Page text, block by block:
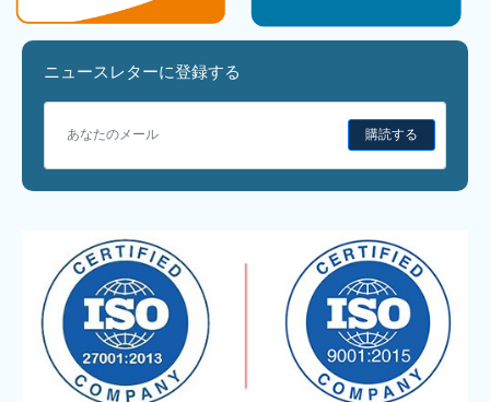
ニュースレターに登録する
購読する